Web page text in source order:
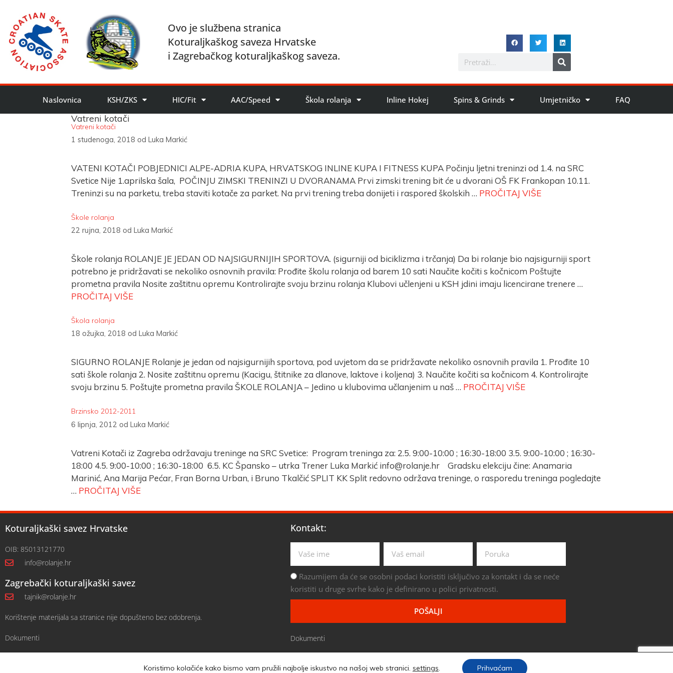
Ovo je službena stranica
Koturaljkaškog saveza Hrvatske
i Zagrebačkog koturaljkaškog saveza.
Naslovnica KSH/ZKS HIC/Fit AAC/Speed Škola rolanja Inline Hokej Spins & Grinds Umjetničko FAQ
Vatreni kotači
Vatreni kotači
1 studenoga, 2018 od Luka Markić
VATENI KOTAČI POBJEDNICI ALPE-ADRIA KUPA, HRVATSKOG INLINE KUPA I FITNESS KUPA Počinju ljetni treninzi od 1.4. na SRC
Svetice Nije 1.aprilska šala, POČINJU ZIMSKI TRENINZI U DVORANAMA Prvi zimski trening bit će u dvorani OŠ FK Frankopan 10.11.
Treninzi su na parketu, treba staviti kotače za parket. Na prvi trening treba donijeti i raspored školskih … PROČITAJ VIŠE
Škole rolanja
22 rujna, 2018 od Luka Markić
Škole rolanja ROLANJE JE JEDAN OD NAJSIGURNIJIH SPORTOVA. (sigurniji od biciklizma i trčanja) Da bi rolanje bio najsigurniji sport
potrebno je pridržavati se nekoliko osnovnih pravila: Prođite školu rolanja od barem 10 sati Naučite kočiti s kočnicom Poštujte
prometna pravila Nosite zaštitnu opremu Kontrolirajte svoju brzinu rolanja Klubovi učlenjeni u KSH jdini imaju licencirane trenere …
PROČITAJ VIŠE
Škola rolanja
18 ožujka, 2018 od Luka Markić
SIGURNO ROLANJE Rolanje je jedan od najsigurnijih sportova, pod uvjetom da se pridržavate nekoliko osnovnih pravila 1. Prođite 10
sati škole rolanja 2. Nosite zaštitnu opremu (Kacigu, štitnike za dlanove, laktove i koljena) 3. Naučite kočiti sa kočnicom 4. Kontrolirajte
svoju brzinu 5. Poštujte prometna pravila ŠKOLE ROLANJA – Jedino u klubovima učlanjenim u naš … PROČITAJ VIŠE
Brzinsko 2012-2011
6 lipnja, 2012 od Luka Markić
Vatreni Kotači iz Zagreba održavaju treninge na SRC Svetice: Program treninga za: 2.5. 9:00-10:00 ; 16:30-18:00 3.5. 9:00-10:00 ; 16:30-
18:00 4.5. 9:00-10:00 ; 16:30-18:00 6.5. KC Špansko – utrka Trener Luka Markić info@rolanje.hr Gradsku elekciju čine: Anamaria
Marinić, Ana Marija Pećar, Fran Borna Urban, i Bruno Tkalčić SPLIT KK Split redovno održava treninge, o rasporedu treninga pogledajte
… PROČITAJ VIŠE
Koturaljkaški savez Hrvatske
OIB: 85013121770
info@rolanje.hr
Zagrebački koturaljkaški savez
tajnik@rolanje.hr
Korištenje materijala sa stranice nije dopušteno bez odobrenja.
Dokumenti
Kontakt:
Razumijem da će se osobni podaci koristiti isključivo za kontakt i da se neće
koristiti u druge svrhe kako je definirano u polici privatnosti.
POŠALJI
Dokumenti
DESIGNED AND DEVELOPED BY
Koristimo kolačiće kako bismo vam pružili najbolje iskustvo na našoj web stranici. settings. Prihvaćam